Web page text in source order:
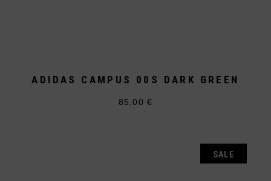
ADIDAS CAMPUS 00S DARK GREEN
85,00 €
Dieses
SALE